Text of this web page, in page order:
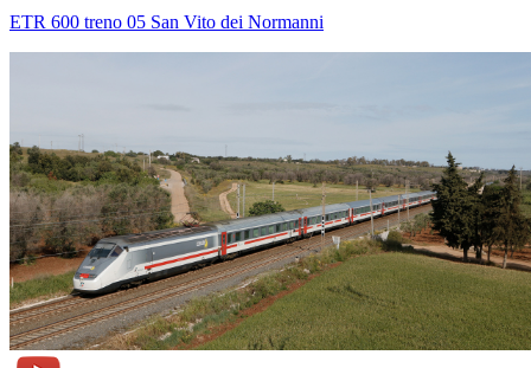
ETR 600 treno 05 San Vito dei Normanni